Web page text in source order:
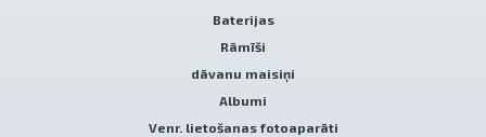
Baterijas
Rāmīši
dāvanu maisiņi
Albumi
Venr. lietošanas fotoaparāti